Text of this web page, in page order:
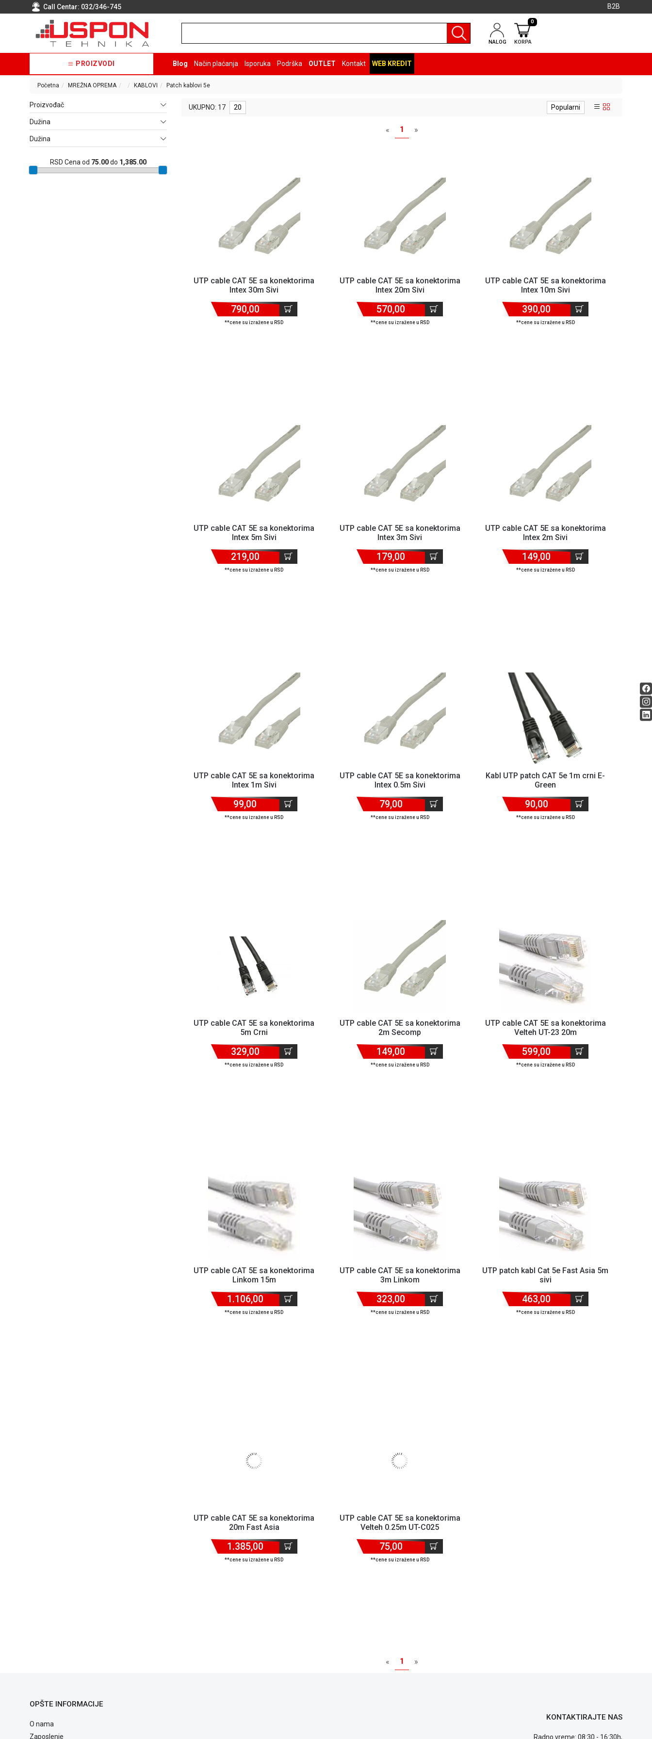
Call Centar: 032/346-745 B2B
NALOG KORPA
0
PROIZVODI Blog Način plaćanja Isporuka Podrška OUTLET Kontakt WEB KREDIT
Početna MREŽNA OPREMA KABLOVI Patch kablovi 5e
Proizvođač
Dužina
Dužina
RSD Cena od 75.00do 1,385.00
UKUPNO: 17 20 Popularni
« 1 »
UTP cable CAT 5E sa konektorima
Intex 30m Sivi
790,00
**cene su izražene u RSD
UTP cable CAT 5E sa konektorima
Intex 20m Sivi
570,00
**cene su izražene u RSD
UTP cable CAT 5E sa konektorima
Intex 10m Sivi
390,00
**cene su izražene u RSD
UTP cable CAT 5E sa konektorima
Intex 5m Sivi
219,00
**cene su izražene u RSD
UTP cable CAT 5E sa konektorima
Intex 3m Sivi
179,00
**cene su izražene u RSD
UTP cable CAT 5E sa konektorima
Intex 2m Sivi
149,00
**cene su izražene u RSD
UTP cable CAT 5E sa konektorima
Intex 1m Sivi
99,00
**cene su izražene u RSD
UTP cable CAT 5E sa konektorima
Intex 0.5m Sivi
79,00
**cene su izražene u RSD
Kabl UTP patch CAT 5e 1m crni E-
Green
90,00
**cene su izražene u RSD
UTP cable CAT 5E sa konektorima
5m Crni
329,00
**cene su izražene u RSD
UTP cable CAT 5E sa konektorima
2m Secomp
149,00
**cene su izražene u RSD
UTP cable CAT 5E sa konektorima
Velteh UT-23 20m
599,00
**cene su izražene u RSD
UTP cable CAT 5E sa konektorima
Linkom 15m
1.106,00
**cene su izražene u RSD
UTP cable CAT 5E sa konektorima
3m Linkom
323,00
**cene su izražene u RSD
UTP patch kabl Cat 5e Fast Asia 5m
sivi
463,00
**cene su izražene u RSD
UTP cable CAT 5E sa konektorima
20m Fast Asia
1.385,00
**cene su izražene u RSD
UTP cable CAT 5E sa konektorima
Velteh 0.25m UT-C025
75,00
**cene su izražene u RSD
« 1 »
OPŠTE INFORMACIJE
O nama
Zaposlenje
KONTAKTIRAJTE NAS
Radno vreme: 08:30 - 16:30h,